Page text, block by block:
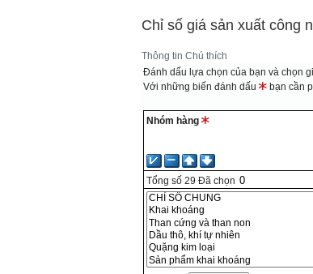
Chỉ số giá sản xuất công
Thông tin Chú thích
Đánh dấu lựa chọn của bạn và chọn
Với những biến đánh dấu
bạn cần
Nhóm hàng
Tổng số 29 Đã chọn